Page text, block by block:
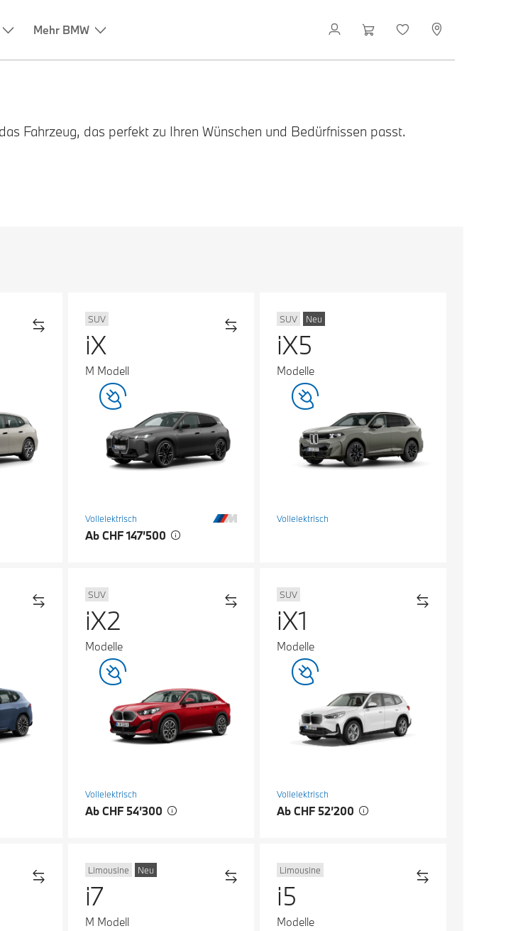
Mehr BMW
Fahrzeug, das perfekt zu Ihren Wünschen und Bedürfnissen passt.
SUV
iX
M Modell
Vollelektrisch
Ab CHF 147’500
SUV Neu
iX5
Modelle
Vollelektrisch
SUV
iX2
Modelle
Vollelektrisch
Ab CHF 54’300
SUV
iX1
Modelle
Vollelektrisch
Ab CHF 52’200
Limousine Neu
i7
M Modell
Limousine
i5
Modelle